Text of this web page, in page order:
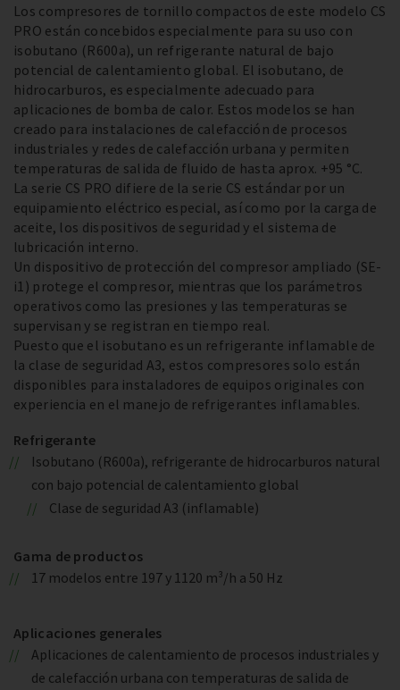
Los compresores de tornillo compactos de este modelo CS
PRO están concebidos especialmente para su uso con
isobutano (R600a), un refrigerante natural de bajo
potencial de calentamiento global. El isobutano, de
hidrocarburos, es especialmente adecuado para
aplicaciones de bomba de calor. Estos modelos se han
creado para instalaciones de calefacción de procesos
industriales y redes de calefacción urbana y permiten
temperaturas de salida de fluido de hasta aprox. +95 °C.
La serie CS PRO difiere de la serie CS estándar por un
equipamiento eléctrico especial, así como por la carga de
aceite, los dispositivos de seguridad y el sistema de
lubricación interno.
Un dispositivo de protección del compresor ampliado (SE-
i1) protege el compresor, mientras que los parámetros
operativos como las presiones y las temperaturas se
supervisan y se registran en tiempo real.
Puesto que el isobutano es un refrigerante inflamable de
la clase de seguridad A3, estos compresores solo están
disponibles para instaladores de equipos originales con
experiencia en el manejo de refrigerantes inflamables.
Refrigerante
Isobutano (R600a), refrigerante de hidrocarburos natural
con bajo potencial de calentamiento global
Clase de seguridad A3 (inflamable)
Gama de productos
17 modelos entre 197 y 1120 m³/h a 50 Hz
Aplicaciones generales
Aplicaciones de calentamiento de procesos industriales y
de calefacción urbana con temperaturas de salida de